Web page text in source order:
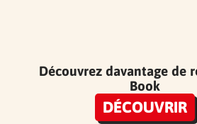
Découvrez davantage de
Book
DÉCOUVRIR